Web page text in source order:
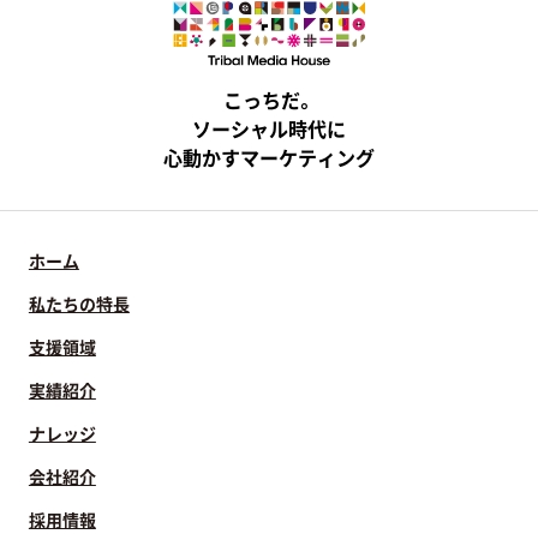
こっちだ。
ソーシャル時代に
心動かすマーケティング
ホーム
私たちの特長
支援領域
実績紹介
ナレッジ
会社紹介
採用情報